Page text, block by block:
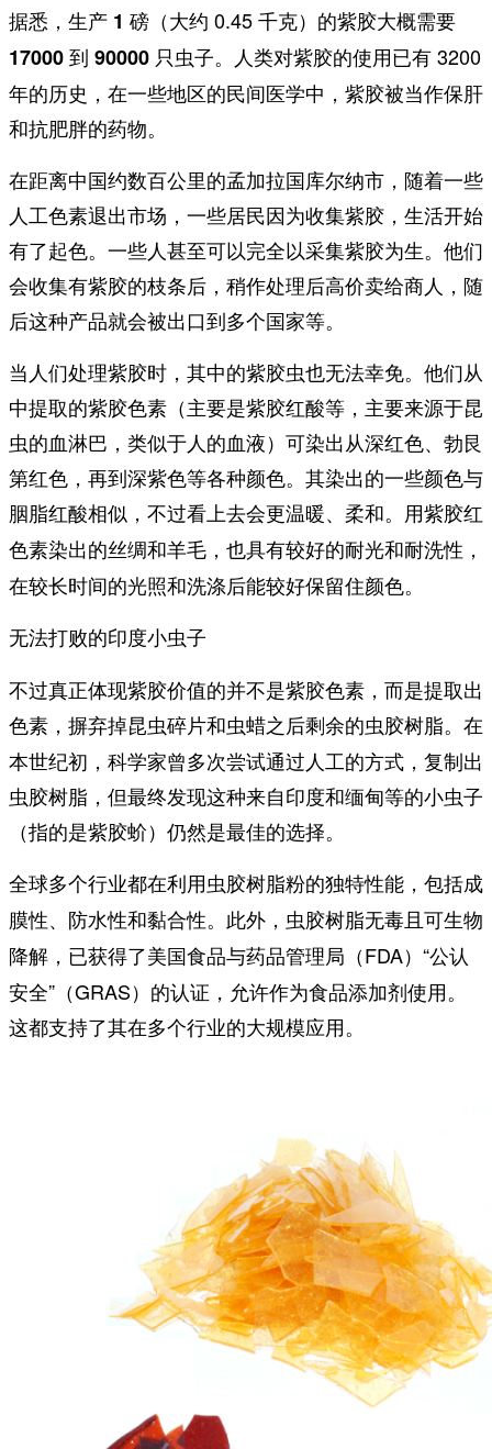
据悉， 生产 1 磅 （大约 0.45 千克） 的紫胶大概需要
17000 到 90000 只虫子。人类对紫胶的使用已有 3200
年的历史，在一些地区的民间医学中，紫胶被当作保肝
和抗肥胖的药物。
在距离中国约数百公里的孟加拉国库尔纳市，随着一些
人工色素退出市场，一些居民因为收集紫胶，生活开始
有了起色。一些人甚至可以完全以采集紫胶为生。他们
会收集有紫胶的枝条后，稍作处理后高价卖给商人，随
后这种产品就会被出口到多个国家等。
当人们处理紫胶时，其中的紫胶虫也无法幸免。他们从
中提取的紫胶色素（主要是紫胶红酸等，主要来源于昆
虫的血淋巴，类似于人的血液）可染出从深红色、勃艮
第红色，再到深紫色等各种颜色。其染出的一些颜色与
胭脂红酸相似，不过看上去会更温暖、柔和。 用紫胶红
色素染出的丝绸和羊毛，也具有较好的耐光和耐洗性 ，
在较长时间的光照和洗涤后能较好保留住颜色。
无法打败的印度小虫子
不过真正体现紫胶价值的并不是紫胶色素，而是提取出
色素，摒弃掉昆虫碎片和虫蜡之后剩余的虫胶树脂。在
本世纪初，科学家曾多次尝试通过人工的方式，复制出
虫胶树脂，但最终发现这种来自印度和缅甸等的小虫子
（指的是紫胶蚧）仍然是最佳的选择。
全球多个行业都在利用虫胶树脂粉的独特性能， 包括成
膜性、防水性和黏合性。此外， 虫胶树脂无毒且可生物
降解 ，已获得了美国食品与药品管理局（FDA）“公认
安全”（GRAS）的认证，允许作为食品添加剂使用。
这都支持了其在多个行业的大规模应用。